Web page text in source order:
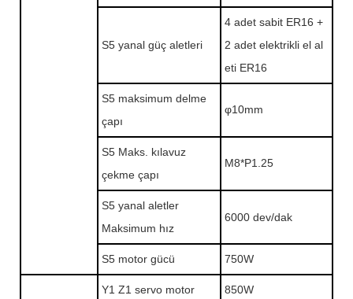
S5 yanal güç aletleri
4 adet sabit ER16 +
2 adet elektrikli el al
eti ER16
S5 maksimum delme
çapı
φ10mm
S5 Maks. kılavuz
çekme çapı
M8*P1.25
S5 yanal aletler
Maksimum hız
6000 dev/dak
S5 motor gücü 750W
Y1 Z1 servo motor 850W